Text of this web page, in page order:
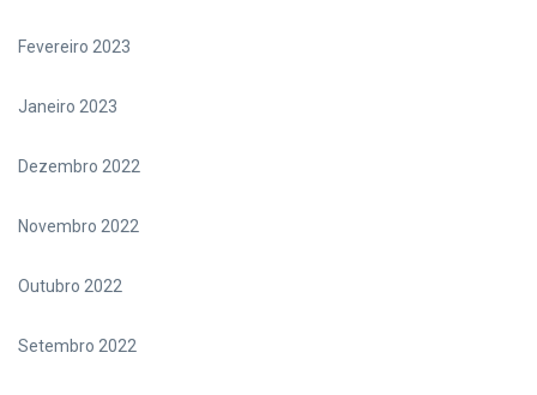
Fevereiro 2023
Janeiro 2023
Dezembro 2022
Novembro 2022
Outubro 2022
Setembro 2022